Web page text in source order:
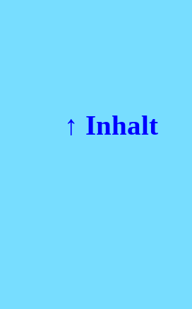
↑ Inhalt